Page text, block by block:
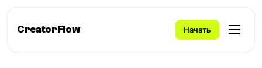
CreatorFlow Начать